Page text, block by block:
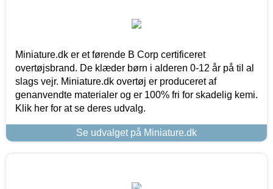
Miniature.dk er et førende B Corp certificeret
overtøjsbrand. De klæder børn i alderen 0-12 år på til al
slags vejr. Miniature.dk overtøj er produceret af
genanvendte materialer og er 100% fri for skadelig kemi.
Klik her for at se deres udvalg.
Se udvalget på Miniature.dk